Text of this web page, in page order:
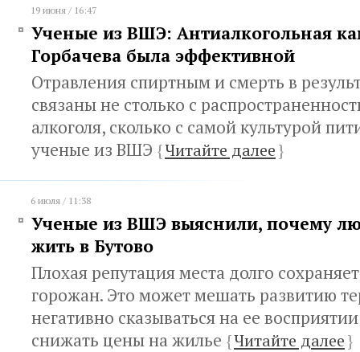
19 июня / 16:47
Ученые из ВШЭ: Антиалкогольная
Горбачева была эффективной
Отравления спиртным и смерть в
связаны не столько с
алкоголя, сколько с самой культурой
ученые из ВШЭ {Читайте далее}
6 июля / 11:38
Ученые из ВШЭ выяснили, почему
жить в Бутово
Плохая репутация места долго
горожан. Это может мешать развитию
негативно сказываться на ее
снижать цены на жилье {Читайте далее}